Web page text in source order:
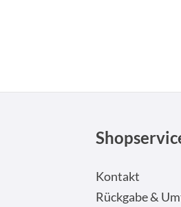
Kontakt
Rückgabe &